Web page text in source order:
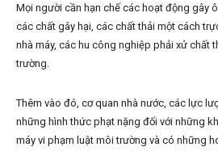
Mọi người cần hạn chế các hoạt động gây
các chất gây hại, các chất thải một cách
nhà máy, các hu công nghiệp phải xử chất
trường.
Thêm vào đó, cơ quan nhà nước, các lực
những hình thức phạt nặng đối với những
máy vi phạm luật môi trường và có những